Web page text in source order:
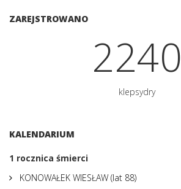
ZAREJSTROWANO
2481
klepsydry
KALENDARIUM
1 rocznica śmierci
KONOWAŁEK WIESŁAW (lat 88)